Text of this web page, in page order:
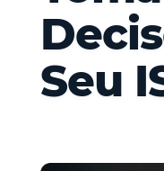
Seu